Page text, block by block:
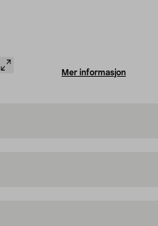
Mer informasjon